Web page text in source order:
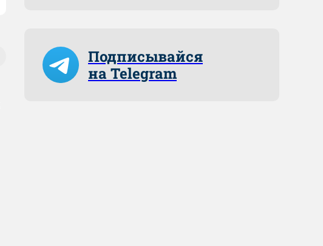
Подписывайся
на Telegram